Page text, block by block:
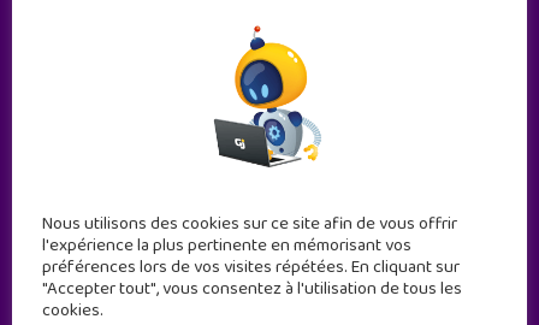
Nous utilisons des cookies sur ce site afin de vous offrir
l'expérience la plus pertinente en mémorisant vos
préférences lors de vos visites répétées. En cliquant sur
"Accepter tout", vous consentez à l'utilisation de tous les
cookies.